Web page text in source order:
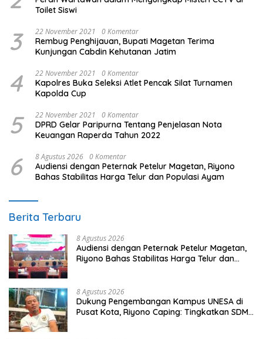
Toilet Siswi
3 22 November 2021 0 Komentar
Rembug Penghijauan, Bupati Magetan Terima
Kunjungan Cabdin Kehutanan Jatim
4 22 November 2021 0 Komentar
Kapolres Buka Seleksi Atlet Pencak Silat Turnamen
Kapolda Cup
5 22 November 2021 0 Komentar
DPRD Gelar Paripurna Tentang Penjelasan Nota
Keuangan Raperda Tahun 2022
6 8 Agustus 2026 0 Komentar
Audiensi dengan Peternak Petelur Magetan, Riyono
Bahas Stabilitas Harga Telur dan Populasi Ayam
Berita Terbaru
8 Agustus 2026
Audiensi dengan Peternak Petelur Magetan,
Riyono Bahas Stabilitas Harga Telur dan
8 Agustus 2026
Dukung Pengembangan Kampus UNESA di
Pusat Kota, Riyono Caping: Tingkatkan SDM